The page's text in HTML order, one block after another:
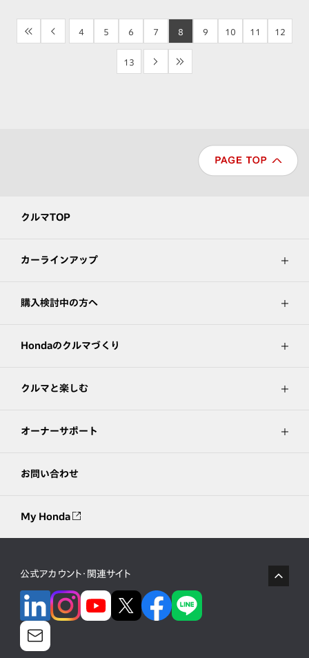
<< < 4 5 6 7 8 9 10 11 12
13 > >>
クルマTOP
カーラインアップ
購入検討中の方へ
Hondaのクルマづくり
クルマと楽しむ
オーナーサポート
お問い合わせ
My Honda
公式アカウント・関連サイト